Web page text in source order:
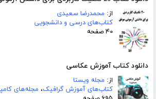
از: محمدرضا سعیدی
کتاب‌های درسی و دانشجویی
۴۰ صفحه
دانلود کتاب آموزش عکاسی
از: مجله ویستا
کتاب‌های آموزش گرافیک، مجله‌های